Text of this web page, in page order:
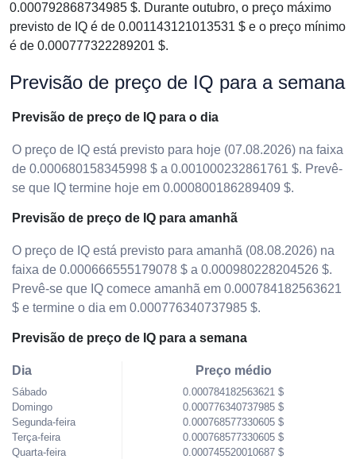
0.000792868734985 $. Durante outubro, o preço máximo
previsto de IQ é de 0.001143121013531 $ e o preço mínimo
é de 0.000777322289201 $.
Previsão de preço de IQ para a semana
Previsão de preço de IQ para o dia
O preço de IQ está previsto para hoje (07.08.2026) na faixa
de 0.000680158345998 $ a 0.001000232861761 $. Prevê-
se que IQ termine hoje em 0.000800186289409 $.
Previsão de preço de IQ para amanhã
O preço de IQ está previsto para amanhã (08.08.2026) na
faixa de 0.000666555179078 $ a 0.000980228204526 $.
Prevê-se que IQ comece amanhã em 0.000784182563621
$ e termine o dia em 0.000776340737985 $.
Previsão de preço de IQ para a semana
Dia
Sábado
Domingo
Segunda-feira
Terça-feira
Quarta-feira
Preço médio
0.000784182563621 $
0.000776340737985 $
0.000768577330605 $
0.000768577330605 $
0.000745520010687 $